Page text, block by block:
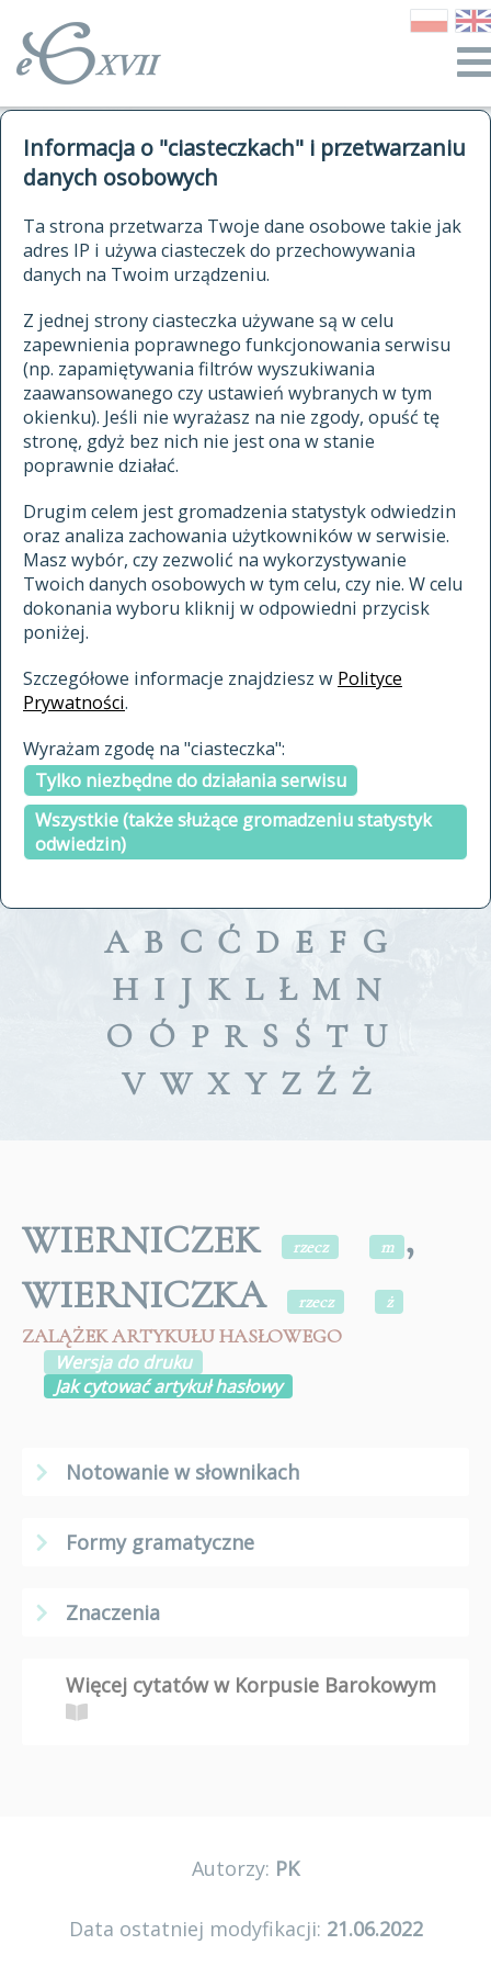
Informacja o "ciasteczkach" i przetwarzaniu
danych osobowych
Ta strona przetwarza Twoje dane osobowe takie jak
adres IP i używa ciasteczek do przechowywania
danych na Twoim urządzeniu.
Z jednej strony ciasteczka używane są w celu
zapewnienia poprawnego funkcjonowania serwisu
(np. zapamiętywania filtrów wyszukiwania
zaawansowanego czy ustawień wybranych w tym
okienku). Jeśli nie wyrażasz na nie zgody, opuść tę
stronę, gdyż bez nich nie jest ona w stanie
poprawnie działać.
Drugim celem jest gromadzenia statystyk odwiedzin
oraz analiza zachowania użytkowników w serwisie.
Masz wybór, czy zezwolić na wykorzystywanie
Twoich danych osobowych w tym celu, czy nie. W celu
dokonania wyboru kliknij w odpowiedni przycisk
poniżej.
Szczegółowe informacje znajdziesz w Polityce
Prywatności.
Wyrażam zgodę na "ciasteczka":
Tylko niezbędne do działania serwisu
Wszystkie (także służące gromadzeniu statystyk
odwiedzin)
autorzy Słownika
historia
publikacje
źródła
autorzy tekstów źródłowych
zasady opracowania
statystyki
najnowsze hasła
ostatnio zmodyfikowane hasła
materiały archiwalne
cytowanie
kontakt
kwerendy
jak cytować Słownik
ELEKTRONICZNY SŁOWNIK
JĘZYKA POLSKIEGO
XVII I XVIII WIEKU
znajdź hasła
zaczynające się od
indeksie
a fronte
a tergo
A B C Ć D E F G
H I J K L Ł M N
O Ó P R S Ś T U
V W X Y Z Ź Ż
WIERNICZEK rzecz m ,
WIERNICZKA
rzecz ż
ZALĄŻEK ARTYKUŁU HASŁOWEGO
Wersja do druku
Jak cytować artykuł hasłowy
Notowanie w słownikach
Formy gramatyczne
Znaczenia
Więcej cytatów w Korpusie Barokowym
Autorzy: PK
Data ostatniej modyfikacji: 21.06.2022